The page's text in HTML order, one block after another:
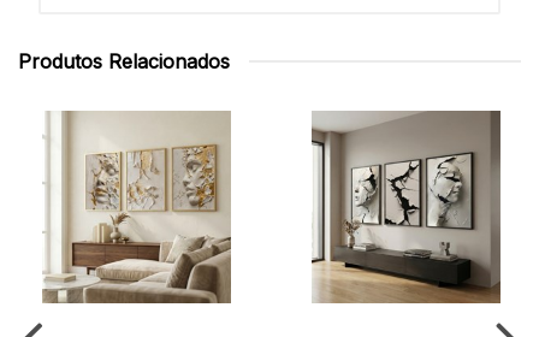
Produtos Relacionados